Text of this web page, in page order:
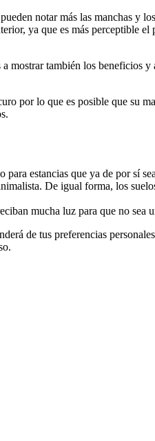
notar más las manchas y
ya que es más perceptible el
mostrar también los beneficios
por lo que es posible que su
para estancias que ya de por sí
De igual forma, los
mucha luz para que no sea
de tus preferencias